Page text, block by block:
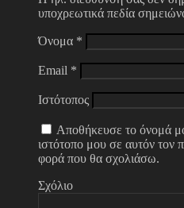
υποχρεωτικά πεδία
Όνομα *
Email *
Ιστότοπος
Αποθήκευσε το όνομά
ιστότοπο μου σε αυτόν τον
φορά που θα σχολιάσω.
Σχόλιο